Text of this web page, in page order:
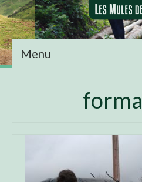
Menu
Agenda
Traversée des
affaires